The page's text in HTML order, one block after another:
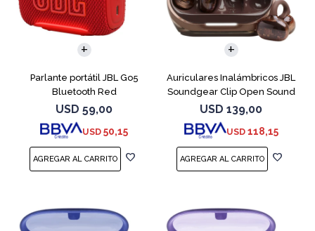
Parlante portátil JBL Go5
Bluetooth Red
USD 59,00
USD 50,15
Auriculares Inalámbricos JBL
Soundgear Clip Open Sound
Cobre
USD 139,00
USD 118,15